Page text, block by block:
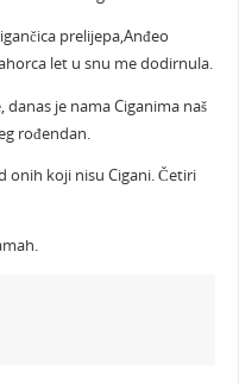
prelijepa,Anđeo
let u snu me dodirnula.
danas je nama Ciganima naš
rođendan.
onih koji nisu Cigani. Četiri